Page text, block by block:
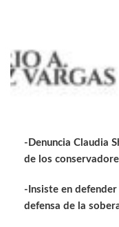
-Denuncia Claudia
de los
-Insiste en
defensa de la